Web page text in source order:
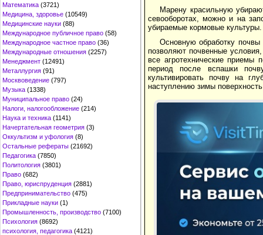
Математика (3721)
Медицина, здоровье (10549)
Медицинские науки (88)
Международное публичное право (58)
Международное частное право (36)
Международные отношения (2257)
Менеджмент (12491)
Металлургия (91)
Москвоведение (797)
Музыка (1338)
Муниципальное право (24)
Налоги, налогообложение (214)
Наука и техника (1141)
Начертательная геометрия (3)
Оккультизм и уфология (8)
Остальные рефераты (21692)
Педагогика (7850)
Политология (3801)
Право (682)
Право, юриспруденция (2881)
Предпринимательство (475)
Прикладные науки (1)
Промышленность, производство (7100)
Психология (8692)
психология, педагогика (4121)
Марену красильную
севооборотах, можно и на
убираемые кормовые
Основную обработку
позволяют почвенные
все агротехнические
период после вспашки
культивировать почву на
наступлению зимы